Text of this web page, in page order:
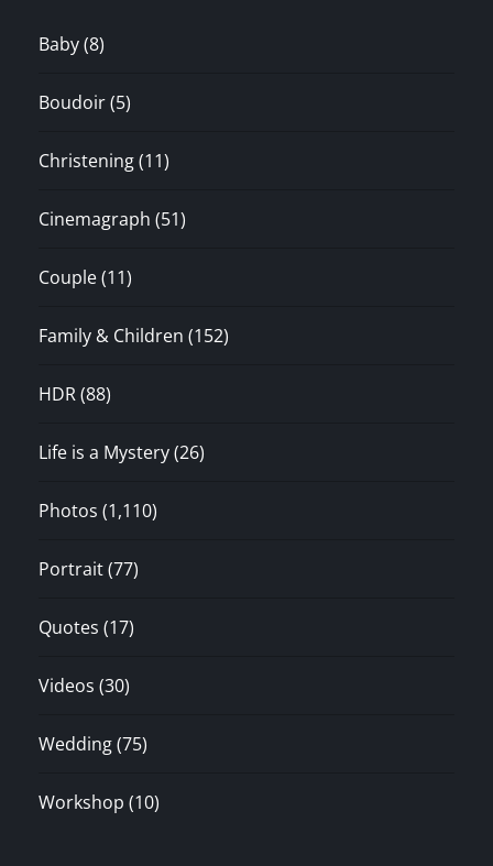
Baby(8)
Boudoir(5)
Christening(11)
Cinemagraph (51)
Couple(11)
Family & Children (152)
HDR(88)
Life is a Mystery(26)
Photos (1,110)
Portrait(77)
Quotes (17)
Videos (30)
Wedding(75)
Workshop (10)